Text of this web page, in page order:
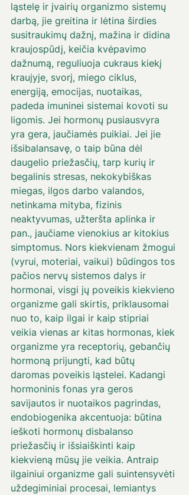
ląstelę ir įvairių organizmo sistemų
darbą, jie greitina ir lėtina širdies
susitraukimų dažnį, mažina ir didina
kraujospūdį, keičia kvėpavimo
dažnumą, reguliuoja cukraus kiekį
kraujyje, svorį, miego ciklus,
energiją, emocijas, nuotaikas,
padeda imuninei sistemai kovoti su
ligomis. Jei hormonų pusiausvyra
yra gera, jaučiamės puikiai. Jei jie
išsibalansavę, o taip būna dėl
daugelio priežasčių, tarp kurių ir
begalinis stresas, nekokybiškas
miegas, ilgos darbo valandos,
netinkama mityba, fizinis
neaktyvumas, užteršta aplinka ir
pan., jaučiame vienokius ar kitokius
simptomus. Nors kiekvienam žmogui
(vyrui, moteriai, vaikui) būdingos tos
pačios nervų sistemos dalys ir
hormonai, visgi jų poveikis kiekvieno
organizme gali skirtis, priklausomai
nuo to, kaip ilgai ir kaip stipriai
veikia vienas ar kitas hormonas, kiek
organizme yra receptorių, gebančių
hormoną prijungti, kad būtų
daromas poveikis ląstelei. Kadangi
hormoninis fonas yra geros
savijautos ir nuotaikos pagrindas,
endobiogenika akcentuoja: būtina
ieškoti hormonų disbalanso
priežasčių ir išsiaiškinti kaip
kiekvieną mūsų jie veikia. Antraip
ilgainiui organizme gali suintensyvėti
uždegiminiai procesai, lemiantys